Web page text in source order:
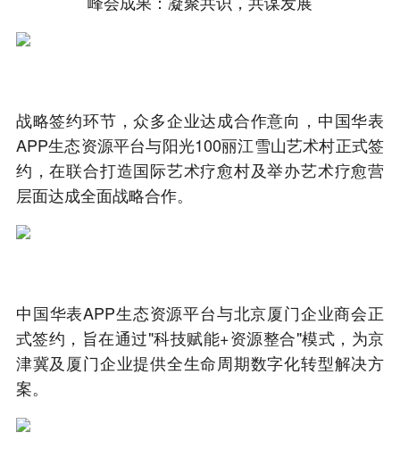
战略签约环节，众多企业达成合作意向，中国华表
APP生态资源平台与阳光100丽江雪山艺术村正式签
约，在联合打造国际艺术疗愈村及举办艺术疗愈营
层面达成全面战略合作。
中国华表APP生态资源平台与北京厦门企业商会正
式签约，旨在通过"科技赋能+资源整合"模式，为京
津冀及厦门企业提供全生命周期数字化转型解决方
案。